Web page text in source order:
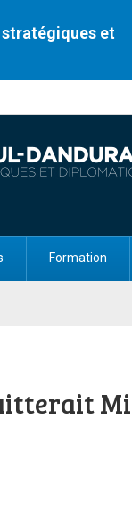
stratégiques et
Formation